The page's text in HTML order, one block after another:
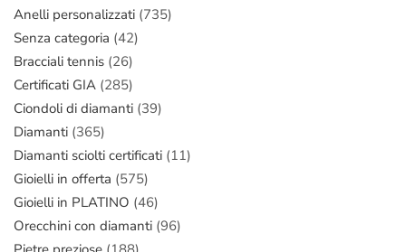
Anelli personalizzati (735)
Senza categoria (42)
Bracciali tennis (26)
Certificati GIA (285)
Ciondoli di diamanti (39)
Diamanti (365)
Diamanti sciolti certificati (11)
Gioielli in offerta (575)
Gioielli in PLATINO (46)
Orecchini con diamanti (96)